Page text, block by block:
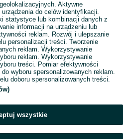
Aktywne
do celów identyfikacji.
statystyce lub kombinacji danych z
informacji na urządzeniu lub
reklam. Rozwój i ulepszanie
personalizacji treści. Tworzenie
reklam. Wykorzystywanie
reklam. Wykorzystywanie
treści. Pomiar efektywności
wyboru spersonalizowanych reklam.
doboru spersonalizowanych treści.
wszystkie